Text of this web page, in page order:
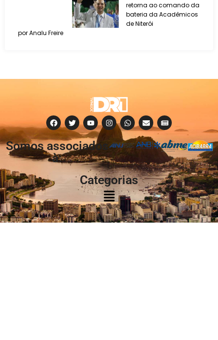
retorna ao comando da
bateria da Acadêmicos
de Niterói
por Analu Freire
Somos associados
à:
Categorias